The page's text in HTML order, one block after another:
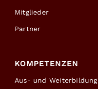
Mitglieder
Partner
KOMPETENZEN
Aus- und Weiterbildung